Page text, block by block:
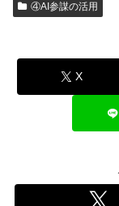
④AI参謀の活用
X